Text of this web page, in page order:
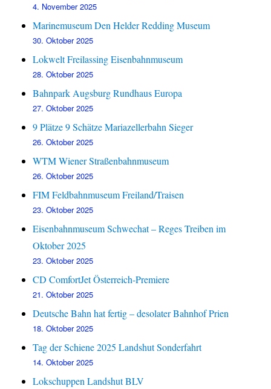
4. November 2025
Marinemuseum Den Helder Redding Museum
30. Oktober 2025
Lokwelt Freilassing Eisenbahnmuseum
28. Oktober 2025
Bahnpark Augsburg Rundhaus Europa
27. Oktober 2025
9 Plätze 9 Schätze Mariazellerbahn Sieger
26. Oktober 2025
WTM Wiener Straßenbahnmuseum
26. Oktober 2025
FIM Feldbahnmuseum Freiland/Traisen
23. Oktober 2025
Eisenbahnmuseum Schwechat – Reges Treiben im
Oktober 2025
23. Oktober 2025
CD ComfortJet Österreich-Premiere
21. Oktober 2025
Deutsche Bahn hat fertig – desolater Bahnhof Prien
18. Oktober 2025
Tag der Schiene 2025 Landshut Sonderfahrt
14. Oktober 2025
Lokschuppen Landshut BLV